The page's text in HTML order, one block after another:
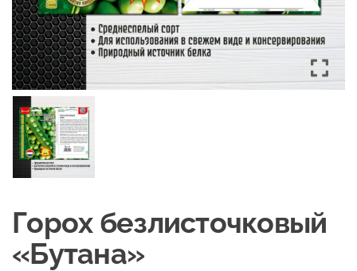
Горох безлисточковый
«Бутана»